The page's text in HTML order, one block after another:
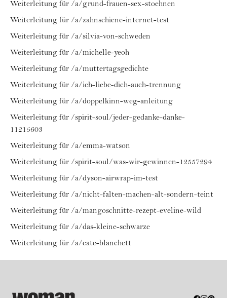
Weiterleitung für /a/grund-frauen-sex-stoehnen
Weiterleitung für /a/zahnschiene-internet-test
Weiterleitung für /a/silvia-von-schweden
Weiterleitung für /a/michelle-yeoh
Weiterleitung für /a/muttertagsgedichte
Weiterleitung für /a/ich-liebe-dich-auch-trennung
Weiterleitung für /a/doppelkinn-weg-anleitung
Weiterleitung für /spirit-soul/jeder-gedanke-danke-
11215603
Weiterleitung für /a/emma-watson
Weiterleitung für /spirit-soul/was-wir-gewinnen-12557294
Weiterleitung für /a/dyson-airwrap-im-test
Weiterleitung für /a/nicht-falten-machen-alt-sondern-teint
Weiterleitung für /a/mangoschnitte-rezept-eveline-wild
Weiterleitung für /a/das-kleine-schwarze
Weiterleitung für /a/cate-blanchett